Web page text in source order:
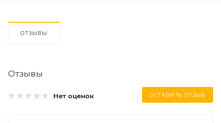
ОТЗЫВЫ
Отзывы
Нет оценок ОСТАВИТЬ ОТЗЫВ